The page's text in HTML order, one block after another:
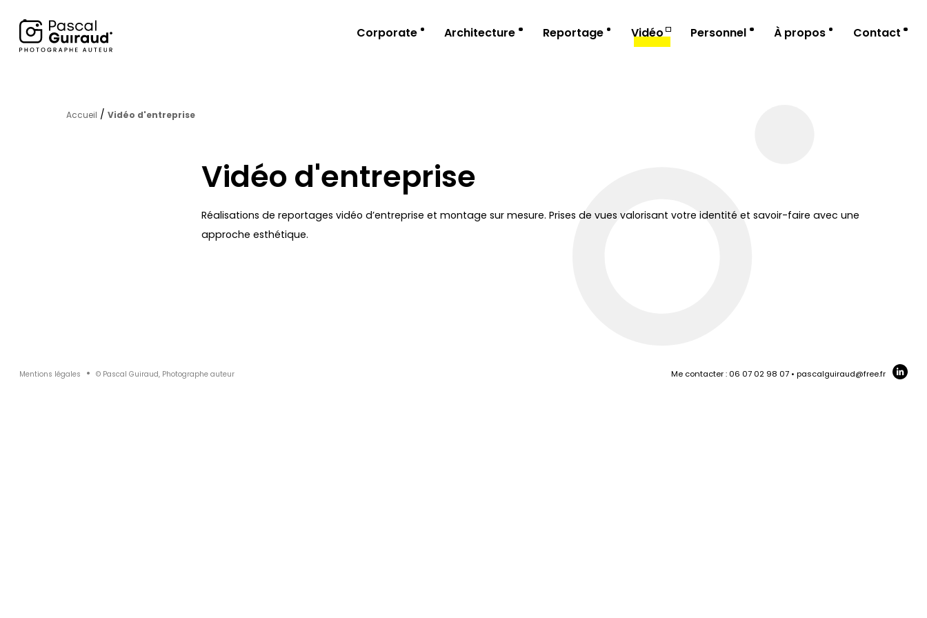
Corporate Architecture Reportage Vidéo Personnel À propos Contact
Accueil / Vidéo d'entreprise
Vidéo d'entreprise
Réalisations de reportages vidéo d’entreprise et montage sur mesure. Prises de vues valorisant votre identité et savoir-faire avec une
approche esthétique.
Mentions légales © Pascal Guiraud, Photographe auteur Me contacter : 06 07 02 98 07 • pascalguiraud@free.fr